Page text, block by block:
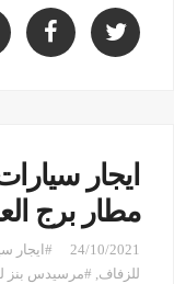
ايجار
مطار برج
24/10/2021 #ايجار
للزفاف, #مرسيدس بنز